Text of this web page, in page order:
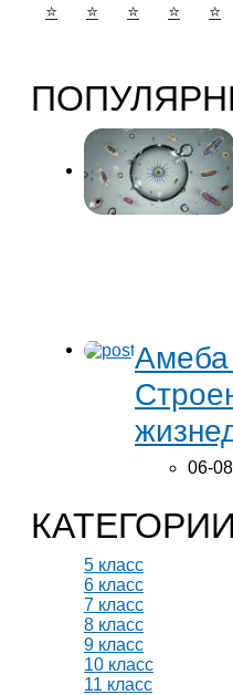
⭐ ⭐ ⭐ ⭐ ⭐
Амеба
06-
КАТЕГОРИИ
5 класс
6 класс
7 класс
8 класс
9 класс
10 класс
11 класс